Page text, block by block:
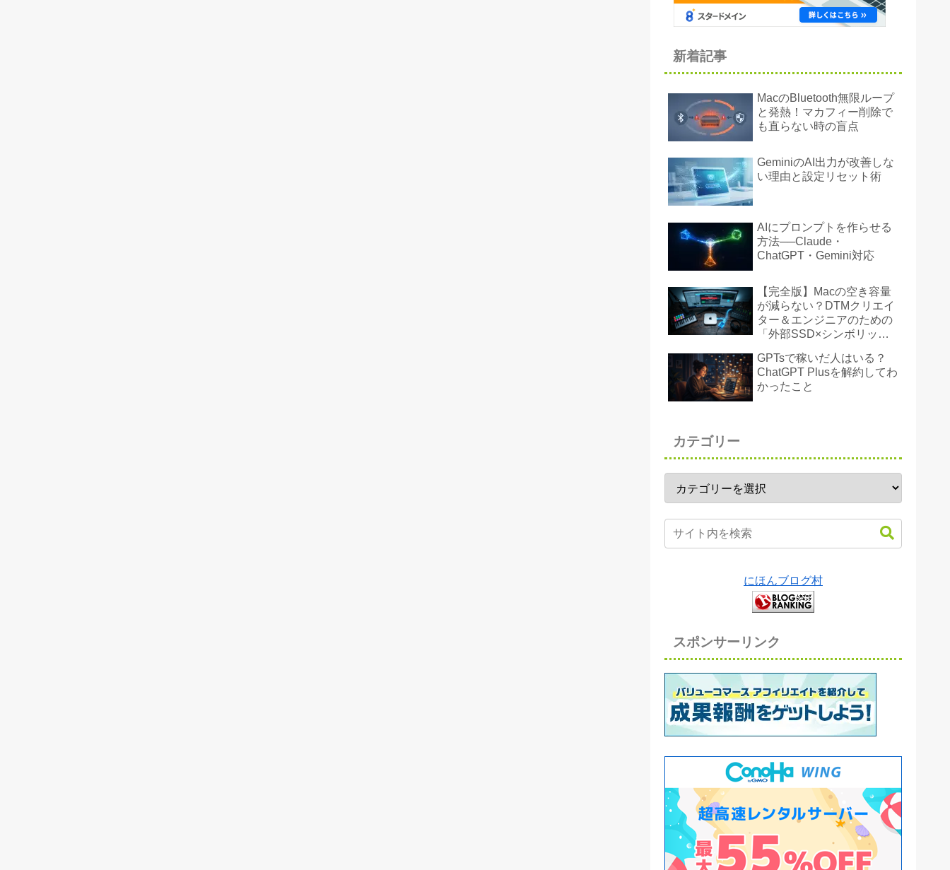
新着記事
MacのBluetooth無限ループ
と発熱！マカフィー削除で
も直らない時の盲点
GeminiのAI出力が改善しな
い理由と設定リセット術
AIにプロンプトを作らせる
方法──Claude・
ChatGPT・Gemini対応
【完全版】Macの空き容量
が減らない？DTMクリエイ
ター＆エンジニアのための
「外部SSD×シンボリック
GPTsで稼いだ人はいる？
ChatGPT Plusを解約してわ
かったこと
カテゴリー
にほんブログ村
スポンサーリンク